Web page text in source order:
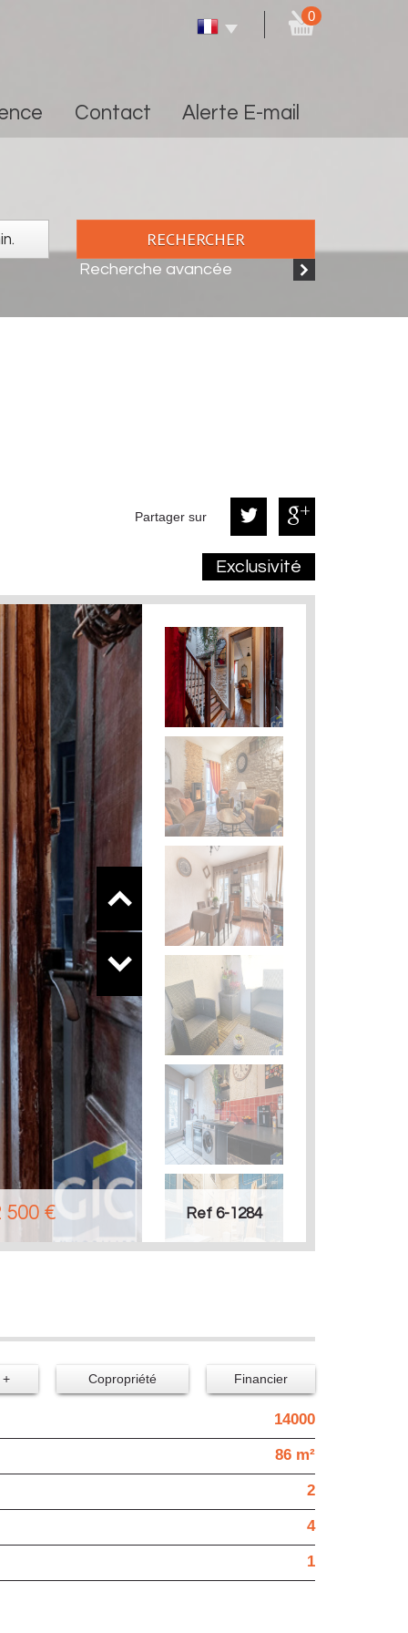
0
Contact Alerte E-mail
RECHERCHER
Recherche avancée
Partager sur
Exclusivité
500 € Ref 6-1284
+ Copropriété Financier
14000
86 m²
2
4
1